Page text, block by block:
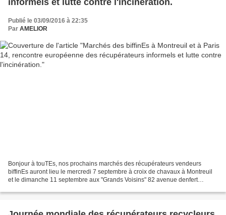
informels et lutte contre l'incinération.
Publié le 03/09/2016 à 22:35
Par AMELIOR
Bonjour à touTEs, nos prochains marchés des récupérateurs vendeurs
biffinEs auront lieu le mercredi 7 septembre à croix de chavaux à Montreuil
et le dimanche 11 septembre aux "Grands Voisins" 82 avenue denfert
https://www.facebook.com/events/747285968744918/...